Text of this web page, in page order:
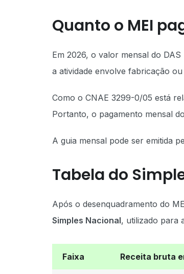
Quanto o MEI
Em 2026, o valor mensal do DAS
a atividade envolve fabricação
Como o CNAE 3299-0/05 está
Portanto, o pagamento mensal
A guia mensal pode ser emitida
Tabela do
Após o desenquadramento do
Simples Nacional, utilizado para
Faixa Receita bruta